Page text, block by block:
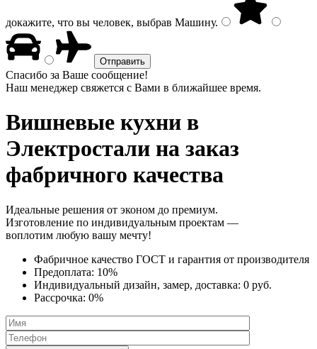
докажите, что вы человек, выбрав Машину.
Спасибо за Ваше сообщение!
Наш менеджер свяжется с Вами в ближайшее время.
Вишневые кухни в
Электростали на заказ
фабричного качества
Идеальные решения от эконом до премиум.
Изготовление по индивидуальным проектам —
воплотим любую вашу мечту!
Фабричное качество ГОСТ и гарантия от производителя
Предоплата: 10%
Индивидуальный дизайн, замер, доставка: 0 руб.
Рассрочка: 0%